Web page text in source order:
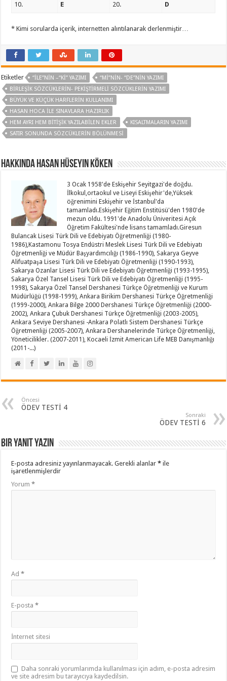
10. E 20. D
* Kimi sorularda içerik, internetten alıntılanarak derlenmiştir…
Etiketler “ILE”NIN –“KI” YAZIMI
“MI”NIN- “DE”NIN YAZIMI
BIRLEŞIK SÖZCÜKLERIN- PEKIŞTIRMELI SÖZCÜKLERIN YAZIMI
BÜYÜK VE KÜÇÜK HARFLERIN KULLANIMI
HASAN HOCA ILE SINAVLARA HAZIRLIK
HEM AYRI HEM BITIŞIK YAZILABILEN EKLER
KISALTMALARIN YAZIMI
SATIR SONUNDA SÖZCÜKLERIN BÖLÜNMESI
Hakkında Hasan Hüseyin KÖKEN
3 Ocak 1958'de Eskişehir Seyitgazi'de doğdu.
İlkokul,ortaokul ve Liseyi Eskişehir'de,Yüksek
öğrenimini Eskişehir ve İstanbul'da
tamamladı.Eskişehir Eğitim Enstitüsü'den 1980'de
mezun oldu. 1991'de Anadolu Üniveritesi Açık
Öğretim Fakültesi'nde lisans tamamladı.Giresun
Bulancak Lisesi Türk Dili ve Edebiyatı Öğretmenliği (1980-
1986),Kastamonu Tosya Endüstri Meslek Lisesi Türk Dili ve Edebiyatı
Öğretmenliği ve Müdür Başyardımcılığı (1986-1990), Sakarya Geyve
Alifuatpaşa Lisesi Türk Dili ve Edebiyatı Öğretmenliği (1990-1993),
Sakarya Ozanlar Lisesi Türk Dili ve Edebiyatı Öğretmenliği (1993-1995),
Sakarya Özel Tansel Lisesi Türk Dili ve Edebiyatı Öğretmenliği (1995-
1998), Sakarya Özel Tansel Dershanesi Türkçe Öğretmenliği ve Kurum
Müdürlüğü (1998-1999), Ankara Birikim Dershanesi Türkçe Öğretmenliği
(1999-2000), Ankara Bilge 2000 Dershanesi Türkçe Öğretmenliği (2000-
2002), Ankara Çubuk Dershanesi Türkçe Öğretmenliği (2003-2005),
Ankara Seviye Dershanesi -Ankara Polatlı Sistem Dershanesi Türkçe
Öğretmenliği (2005-2007), Ankara Dershanelerinde Türkçe Öğretmenliği,
Yöneticilikler. (2007-2011), Kocaeli İzmit American Life MEB Danışmanlığı
(2011-...)
Öncesi
ÖDEV TESTİ 4
Sonraki
ÖDEV TESTİ 6
Bir yanıt yazın
E-posta adresiniz yayınlanmayacak. Gerekli alanlar* ile
işaretlenmişlerdir
Yorum*
Ad*
E-posta*
İnternet sitesi
Daha sonraki yorumlarımda kullanılması için adım, e-posta adresim
ve site adresim bu tarayıcıya kaydedilsin.